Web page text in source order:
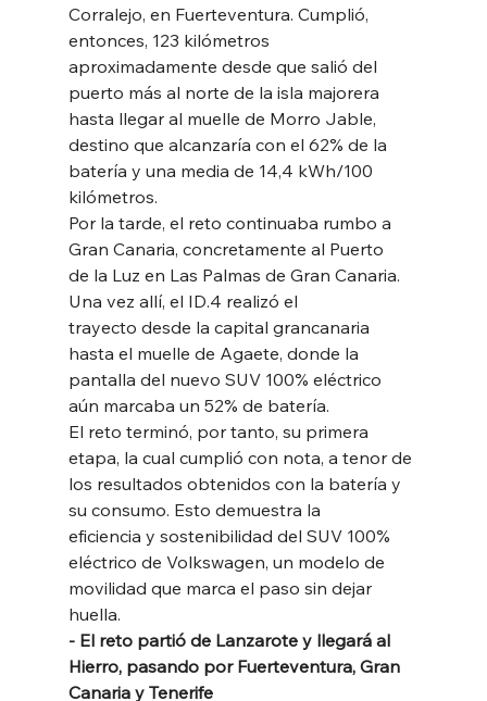
Corralejo, en Fuerteventura. Cumplió,
entonces, 123 kilómetros
aproximadamente desde que salió del
puerto más al norte de la isla majorera
hasta llegar al muelle de Morro Jable,
destino que alcanzaría con el 62% de la
batería y una media de 14,4 kWh/100
kilómetros.
Por la tarde, el reto continuaba rumbo a
Gran Canaria, concretamente al Puerto
de la Luz en Las Palmas de Gran Canaria.
Una vez allí, el ID.4 realizó el
trayecto desde la capital grancanaria
hasta el muelle de Agaete, donde la
pantalla del nuevo SUV 100% eléctrico
aún marcaba un 52% de batería.
El reto terminó, por tanto, su primera
etapa, la cual cumplió con nota, a tenor de
los resultados obtenidos con la batería y
su consumo. Esto demuestra la
eficiencia y sostenibilidad del SUV 100%
eléctrico de Volkswagen, un modelo de
movilidad que marca el paso sin dejar
huella.
- El reto partió de Lanzarote y llegará al
Hierro, pasando por Fuerteventura, Gran
Canaria y Tenerife